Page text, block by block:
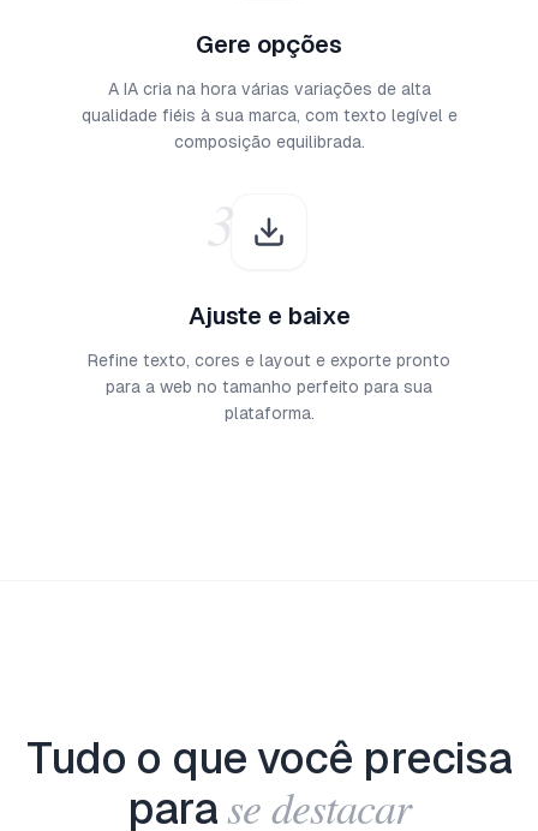
Gere opções
A IA cria na hora várias variações de alta
qualidade fiéis à sua marca, com texto legível e
composição equilibrada.
3
Ajuste e baixe
Refine texto, cores e layout e exporte pronto
para a web no tamanho perfeito para sua
plataforma.
Tudo o que você precisa
para se destacar